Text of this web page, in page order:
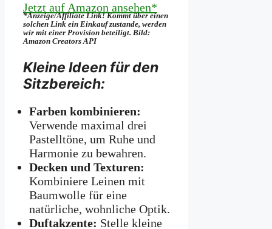
Jetzt auf Amazon ansehen*
*Anzeige/Affiliate Link! Kommt über einen
solchen Link ein Einkauf zustande, werden
wir mit­ einer Provision beteiligt. Bild:
Amazon Creators API
Kleine Ideen für den
Sitzbereich:
Farben kombinieren:
Verwende maximal drei
Pastelltöne, um Ruhe und
Harmonie zu bewahren.
Decken und Texturen:
Kombiniere Leinen mit
Baumwolle für eine
natürliche, wohnliche Optik.
Duftakzente: Stelle kleine